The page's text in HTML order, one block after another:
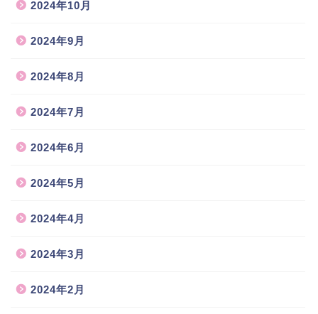
2024年10月
2024年9月
2024年8月
2024年7月
2024年6月
2024年5月
2024年4月
2024年3月
2024年2月